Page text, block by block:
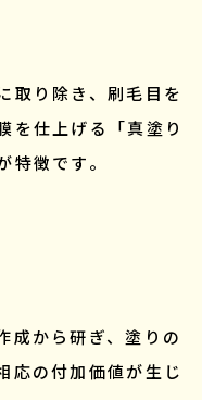
取り除き、刷毛目を
を仕上げる「真塗り
徴です。
成から研ぎ、塗りの
応の付加価値が生じ